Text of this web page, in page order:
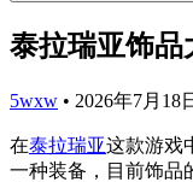
泰拉瑞亚饰品
5wxw • 2026年7月18
在泰拉瑞亚这款游戏
一种装备，目前饰品